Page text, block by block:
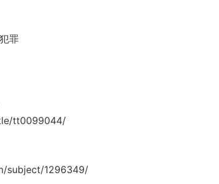
罪
tt0099044/
subject/1296349/